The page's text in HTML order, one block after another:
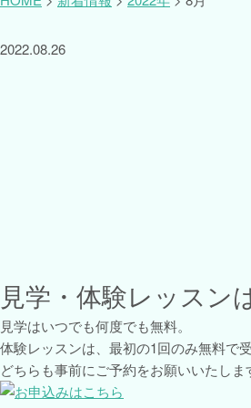
2022.08.26
見学・体験レッスン
見学はいつでも何度でも無料。
体験レッスンは、最初の1回のみ無料で受
どちらも事前にご予約をお願いいたしま